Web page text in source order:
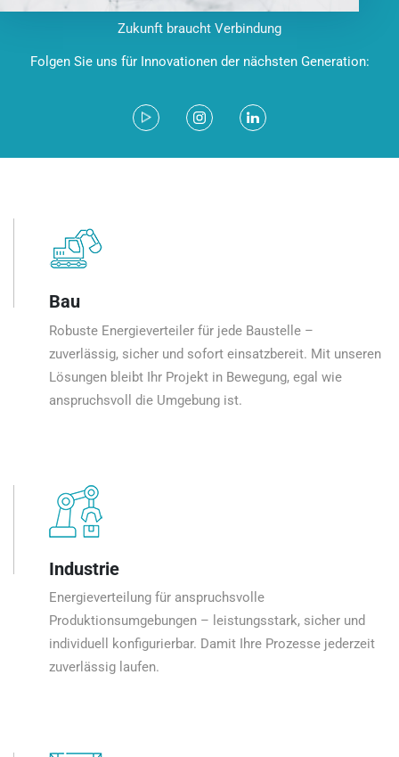
Zukunft braucht Verbindung
Folgen Sie uns für Innovationen der nächsten Generation:
Bau
Robuste Energieverteiler für jede Baustelle –
zuverlässig, sicher und sofort einsatzbereit. Mit unseren
Lösungen bleibt Ihr Projekt in Bewegung, egal wie
anspruchsvoll die Umgebung ist.
Industrie
Energieverteilung für anspruchsvolle
Produktionsumgebungen – leistungsstark, sicher und
individuell konfigurierbar. Damit Ihre Prozesse jederzeit
zuverlässig laufen.